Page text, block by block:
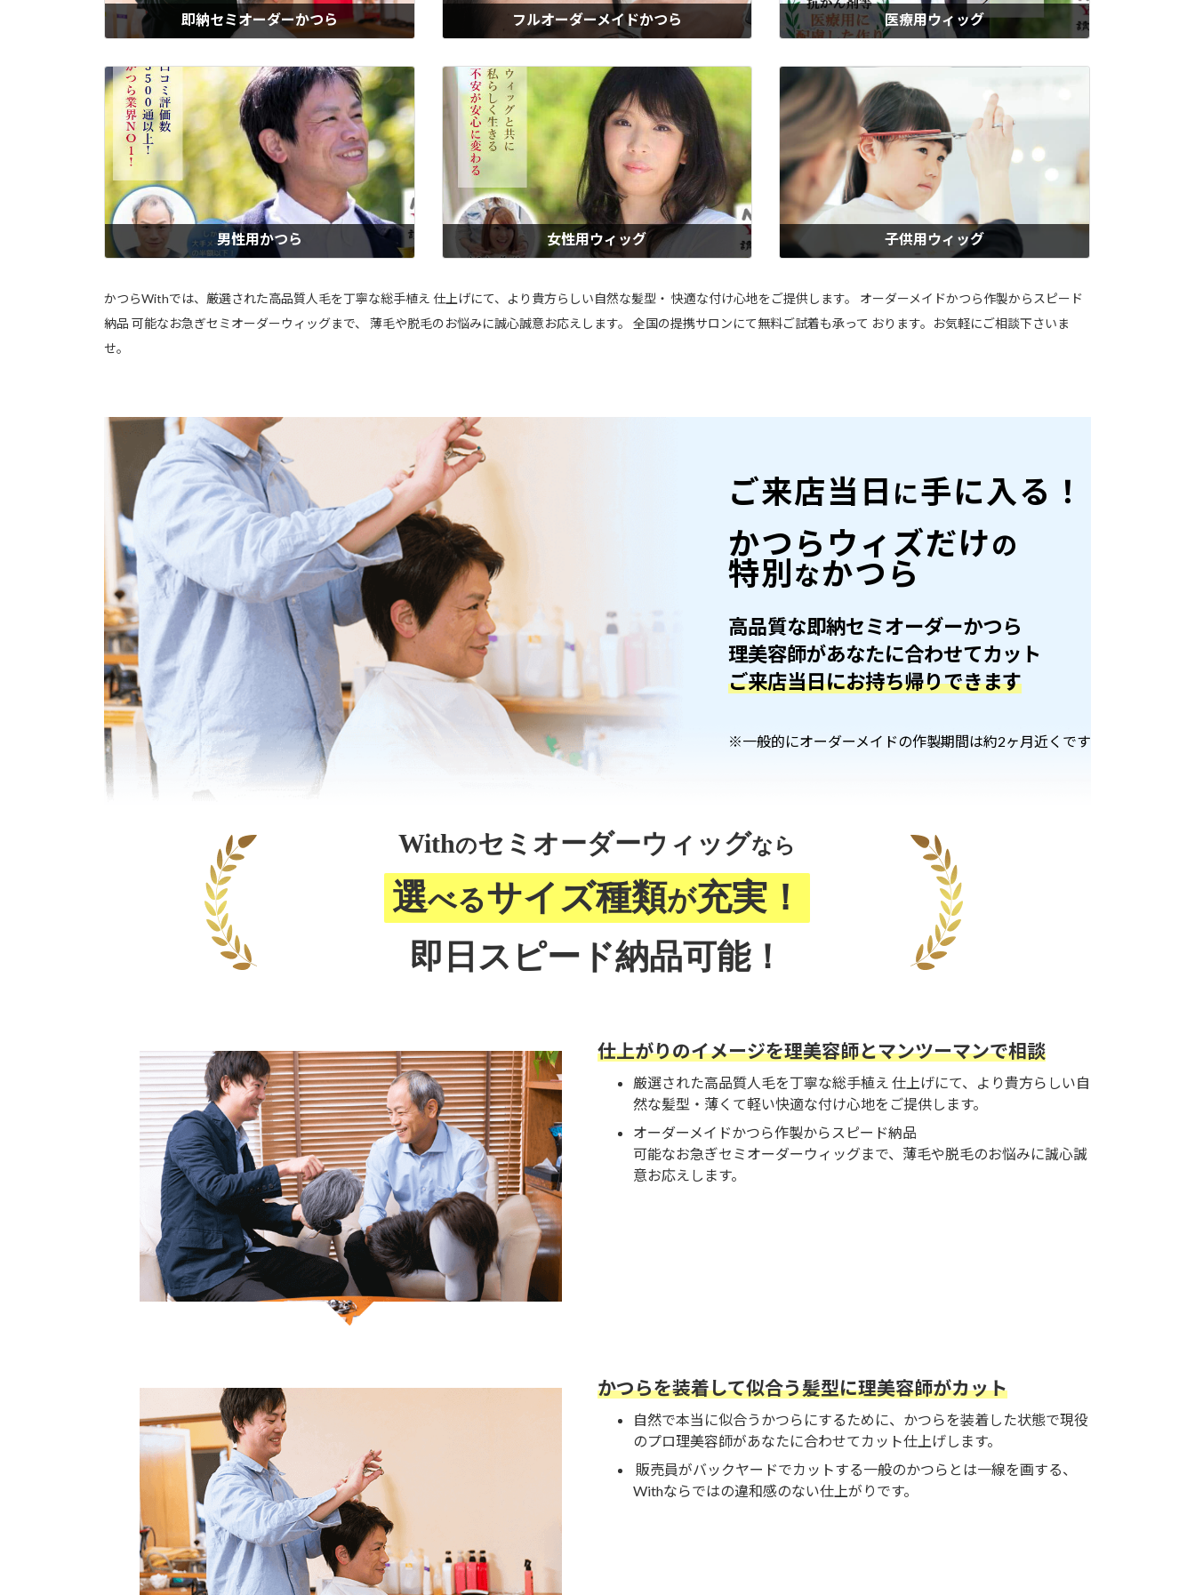
即納セミオーダーかつら
ット仕上げ。他社には無い！その日にぴったり持ち帰りOK。男性用・女性
用・子供用すべて対応。すぐにかつらが必要な方に最適です。自然な白髪
タイプもご用意！
もっと見る
フルオーダーメイドかつら
価格でご好評いただいています。男性用・女性用・子供用すべて対応。製
作期間を要するので、お時間に余裕のある方や、既にかつらをお持ちの方
におすすめです。
もっと見る
医療用ウィッグ
応したウィッグです。人毛100％で自然な仕上がり。男性・女性・子供用
もご用意しています。すぐに必要な方には、即納セミオーダーで当日お持
ち帰りも可能。急な抜け毛にも安心です。
男性用かつら
再現。気になる分け目や生え際も自然に見える植毛技術を採用。軽くて快
療用にも対応し、大手メーカーの半額以下の価格でご提供。
女性用ウィッグ
りが人気、「私らしさ」を大切にしたい女性に選ばれています。医療用と
当。おすすめのレディースウィッグです。
子供用ウィッグ
心地を追求した高機能なウィッグです。明るい毎日を取り戻して欲しいと
キッズ割引き特典あり。安心をお届けします。
かつらWithでは、厳選された高品質人毛を丁寧な総手植え 仕上げにて、より貴方らしい自然な髪型・ 快適な付け心地をご提供します。 オーダーメイドかつら作製からスピード
納品 可能なお急ぎセミオーダーウィッグまで、 薄毛や脱毛のお悩みに誠心誠意お応えします。 全国の提携サロンにて無料ご試着も承って おります。お気軽にご相談下さいま
せ。
ご来店当日 に手に入る！
かつらウィズだけの
特別 なかつら
高品質な即納セミオーダーかつら
理美容師があなたに合わせてカット
ご来店当日にお持ち帰りできます
※一般的にオーダーメイドの作製期間は約2ヶ月近くです
Withのセミオーダーウィッグなら
選べるサイズ種類が充実！
即日スピード納品可能！
仕上がりのイメージを理美容師とマンツーマンで相談
厳選された高品質人毛を丁寧な総手植え 仕上げにて、より貴方らしい自
然な髪型・薄くて軽い快適な付け心地をご提供します。
オーダーメイドかつら作製からスピード納品
可能なお急ぎセミオーダーウィッグまで、薄毛や脱毛のお悩みに誠心誠
意お応えします。
かつらを装着して似合う髪型に理美容師がカット
自然で本当に似合うかつらにするために、かつらを装着した状態で現役
のプロ理美容師があなたに合わせてカット仕上げします。
販売員がバックヤードでカットする一般のかつらとは一線を画する、
Withならではの違和感のない仕上がりです。